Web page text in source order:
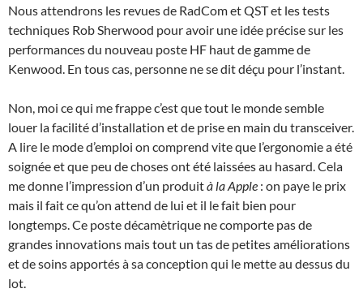
Nous attendrons les revues de RadCom et QST et les tests
techniques Rob Sherwood pour avoir une idée précise sur les
performances du nouveau poste HF haut de gamme de
Kenwood. En tous cas, personne ne se dit déçu pour l’instant.
Non, moi ce qui me frappe c’est que tout le monde semble
louer la facilité d’installation et de prise en main du transceiver.
A lire le mode d’emploi on comprend vite que l’ergonomie a été
soignée et que peu de choses ont été laissées au hasard. Cela
me donne l’impression d’un produità la Apple : on paye le prix
mais il fait ce qu’on attend de lui et il le fait bien pour
longtemps. Ce poste décamètrique ne comporte pas de
grandes innovations mais tout un tas de petites améliorations
et de soins apportés à sa conception qui le mette au dessus du
lot.